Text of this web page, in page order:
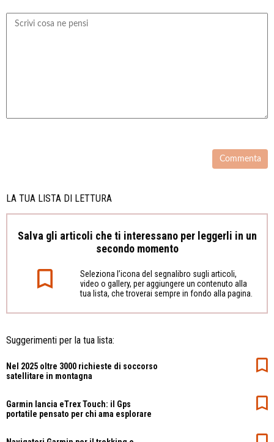
LA TUA LISTA DI LETTURA
Salva gli articoli che ti interessano per leggerli in un
secondo momento
Seleziona l’icona del segnalibro sugli articoli,
video o gallery, per aggiungere un contenuto alla
tua lista, che troverai sempre in fondo alla pagina.
Suggerimenti per la tua lista:
Nel 2025 oltre 3000 richieste di soccorso
satellitare in montagna
Garmin lancia eTrex Touch: il Gps
portatile pensato per chi ama esplorare